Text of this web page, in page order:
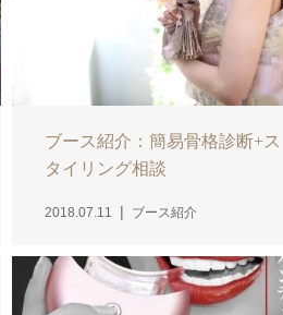
ブース紹介：簡易骨格診断+ス
タイリング相談
2018.07.11 ブース紹介